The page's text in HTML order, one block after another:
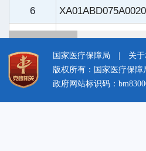
国家医疗保障局 关于
版权所有：国家医疗保障
政府网站标识码：